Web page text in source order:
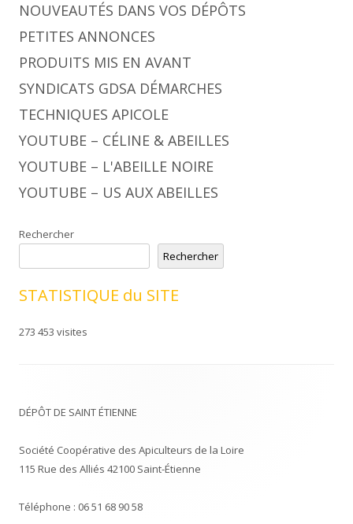
NOUVEAUTÉS DANS VOS DÉPÔTS
PETITES ANNONCES
PRODUITS MIS EN AVANT
SYNDICATS GDSA DÉMARCHES
TECHNIQUES APICOLE
YOUTUBE – CÉLINE & ABEILLES
YOUTUBE – L'ABEILLE NOIRE
YOUTUBE – US AUX ABEILLES
Rechercher
Rechercher
STATISTIQUE du SITE
273 453 visites
DÉPÔT DE SAINT ÉTIENNE
Société Coopérative des Apiculteurs de la Loire
115 Rue des Alliés 42100 Saint-Étienne
Téléphone : 06 51 68 90 58